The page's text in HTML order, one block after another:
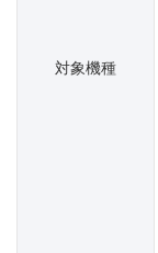
対象機種